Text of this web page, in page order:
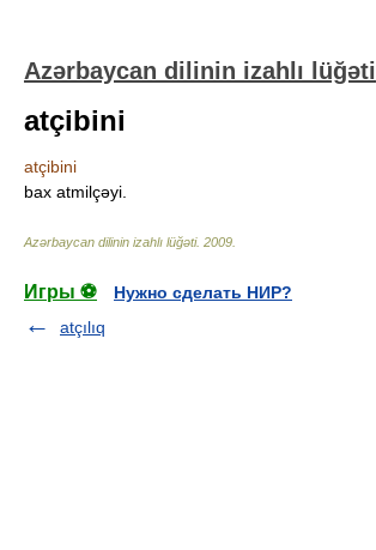
Azərbaycan dilinin izahlı lüğəti
atçibini
atçibini
bax atmilçəyi.
Azərbaycan dilinin izahlı lüğəti. 2009
Игры ⚽
Нужно сделать НИР?
atçılıq